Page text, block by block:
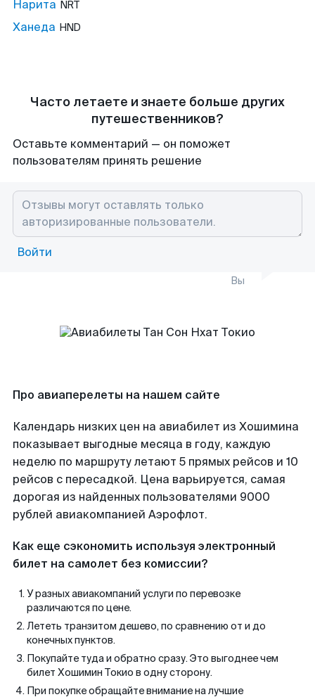
Нарита NRT
Ханеда HND
Часто летаете и знаете больше других
путешественников?
Оставьте комментарий — он поможет
пользователям принять решение
Войти
Вы
Про авиаперелеты на нашем сайте
Календарь низких цен на авиабилет из Хошимина
показывает выгодные месяца в году, каждую
неделю по маршруту летают 5 прямых рейсов и 10
рейсов с пересадкой. Цена варьируется, самая
дорогая из найденных пользователями 9000
рублей авиакомпанией Аэрофлот.
Как еще сэкономить используя электронный
билет на самолет без комиссии?
У разных авиакомпаний услуги по перевозке
различаются по цене.
Лететь транзитом дешево, по сравнению от и до
конечных пунктов.
Покупайте туда и обратно сразу. Это выгоднее чем
билет Хошимин Токио в одну сторону.
При покупке обращайте внимание на лучшие